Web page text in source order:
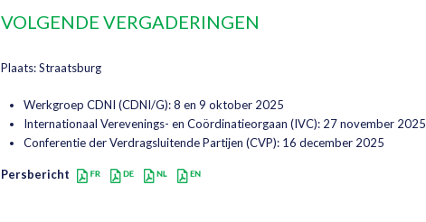
VOLGENDE VERGADERINGEN
Plaats: Straatsburg
Werkgroep CDNI (CDNI/G): 8 en 9 oktober 2025
Internationaal Verevenings- en Coördinatieorgaan (IVC): 27 november 2025
Conferentie der Verdragsluitende Partijen (CVP): 16 december 2025
Persbericht